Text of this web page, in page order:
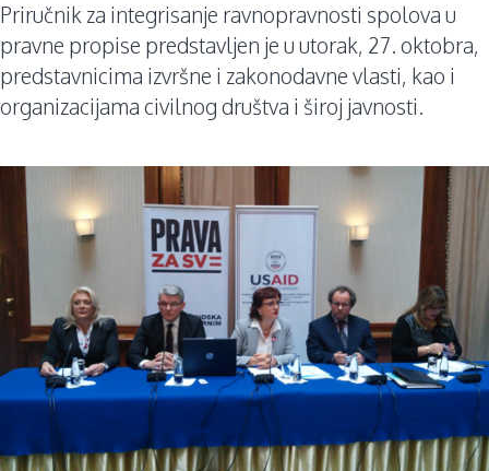
Lične priče
Saradnja sa medijima
Pretraga
Priručnik za integrisanje ravnopravnosti spolova u
pravne propise predstavljen je u utorak, 27. oktobra,
predstavnicima izvršne i zakonodavne vlasti, kao i
organizacijama civilnog društva i široj javnosti.